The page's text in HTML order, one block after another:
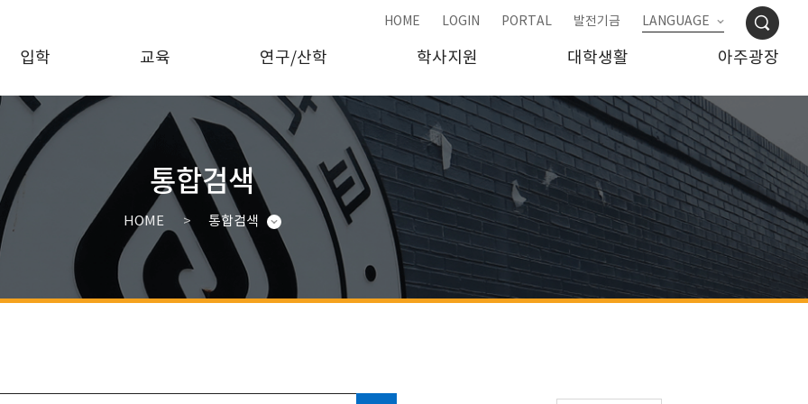
HOME LOGIN PORTAL 발전기금 LANGUAGE
입학 교육 연구/산학 학사지원 대학생활 아주광장
통합검색
HOME 통합검색